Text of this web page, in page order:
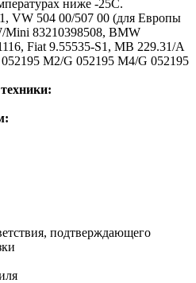
ниже -25С.
VW 504 00/507 00 (для Европы
Mini 83210398508, BMW
Fiat 9.55535-S1, MB 229.31/A
M2/G 052195 M4/G 052195
подтверждающего